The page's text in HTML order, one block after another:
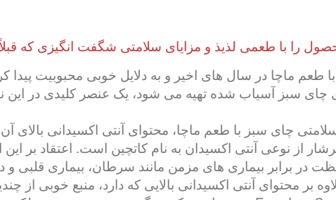
را با طعمی لذیذ و مزایای سلامتی شگفت انگیزی که
طعم ماچا در سال های اخیر و به دلایل خوبی محبوبیت پیدا
چای سبز آسیاب شده تهیه می شود، یک عنصر کلیدی در این
چای سبز با طعم ماچا، محتوای آنتی اکسیدانی
از نوعی آنتی اکسیدان به نام کاتچین است. اعتقاد بر
در برابر بیماری های مزمن مانند سرطان، بیماری قلبی
بر محتوای آنتی اکسیدانی بالایی که دارد، منبع خوبی از